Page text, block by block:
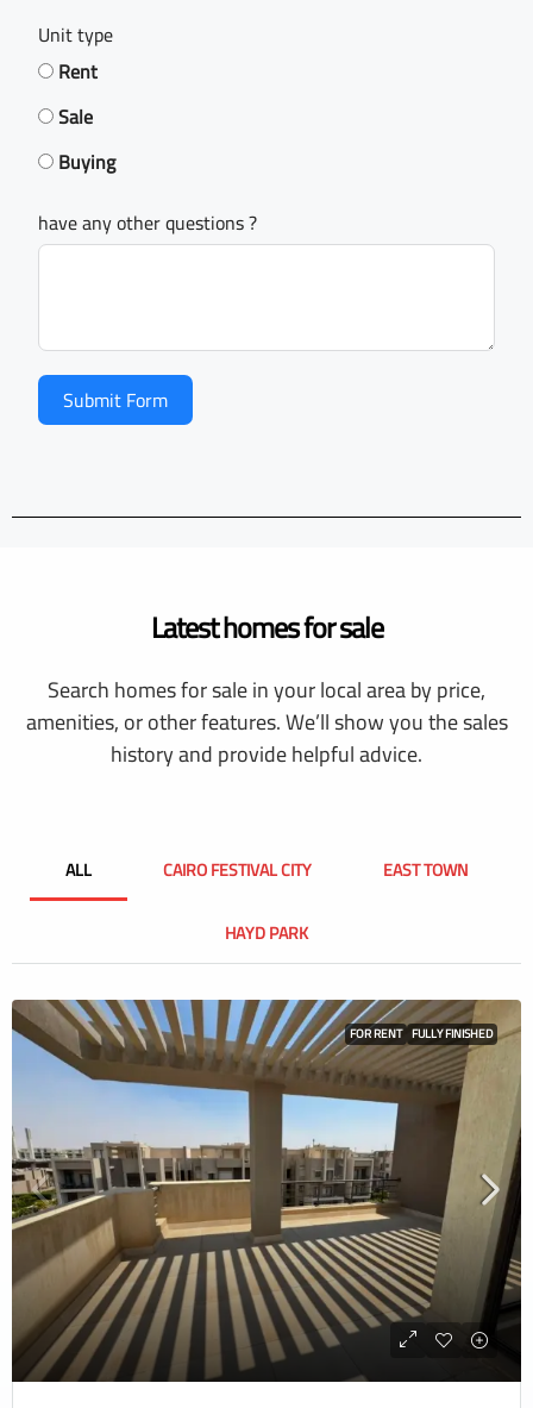
Unit type
Rent
Sale
Buying
have any other questions ?
Submit Form
Latest homes for sale
Search homes for sale in your local area by price,
amenities, or other features. We’ll show you the sales
history and provide helpful advice.
ALL CAIRO FESTIVAL CITY EAST TOWN
HAYD PARK
FOR RENT FULLY FINISHED